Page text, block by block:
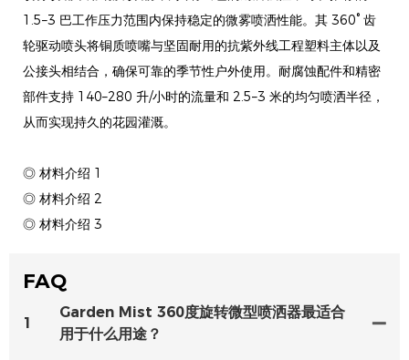
1.5–3 巴工作压力范围内保持稳定的微雾喷洒性能。其 360° 齿
轮驱动喷头将铜质喷嘴与坚固耐用的抗紫外线工程塑料主体以及
公接头相结合，确保可靠的季节性户外使用。耐腐蚀配件和精密
部件支持 140–280 升/小时的流量和 2.5–3 米的均匀喷洒半径，
从而实现持久的花园灌溉。
◎ 材料介绍 1
◎ 材料介绍 2
◎ 材料介绍 3
FAQ
1
Garden Mist 360度旋转微型喷洒器最适合
用于什么用途？